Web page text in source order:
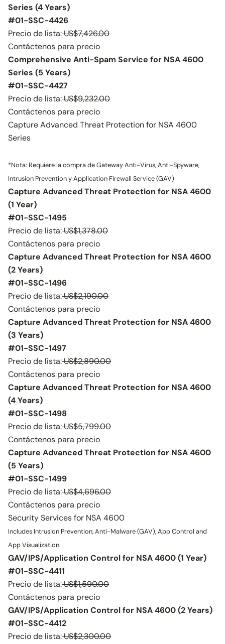
Series (4 Years)
#01-SSC-4426
Precio de lista:US$7,426.00
Contáctenos para precio
Comprehensive Anti-Spam Service for NSA 4600
Series (5 Years)
#01-SSC-4427
Precio de lista:US$9,232.00
Contáctenos para precio
Capture Advanced Threat Protection for NSA 4600
Series
*Nota: Requiere la compra de Gateway Anti-Virus, Anti-Spyware,
Intrusion Prevention y Application Firewall Service (GAV)
Capture Advanced Threat Protection for NSA 4600
(1 Year)
#01-SSC-1495
Precio de lista:US$1,378.00
Contáctenos para precio
Capture Advanced Threat Protection for NSA 4600
(2 Years)
#01-SSC-1496
Precio de lista:US$2,190.00
Contáctenos para precio
Capture Advanced Threat Protection for NSA 4600
(3 Years)
#01-SSC-1497
Precio de lista:US$2,890.00
Contáctenos para precio
Capture Advanced Threat Protection for NSA 4600
(4 Years)
#01-SSC-1498
Precio de lista:US$5,799.00
Contáctenos para precio
Capture Advanced Threat Protection for NSA 4600
(5 Years)
#01-SSC-1499
Precio de lista:US$4,696.00
Contáctenos para precio
Security Services for NSA 4600
Includes Intrusion Prevention, Anti-Malware (GAV), App Control and
App Visualization.
GAV/IPS/Application Control for NSA 4600 (1 Year)
#01-SSC-4411
Precio de lista:US$1,590.00
Contáctenos para precio
GAV/IPS/Application Control for NSA 4600 (2 Years)
#01-SSC-4412
Precio de lista:US$2,300.00